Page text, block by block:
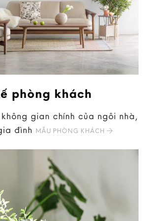
phòng khách
gian chính của ngôi nhà,
đình MẪU PHÒNG KHÁCH